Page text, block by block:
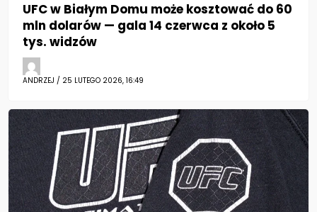
UFC w Białym Domu może kosztować do 60
mln dolarów — gala 14 czerwca z około 5
tys. widzów
ANDRZEJ / 25 LUTEGO 2026, 16:49